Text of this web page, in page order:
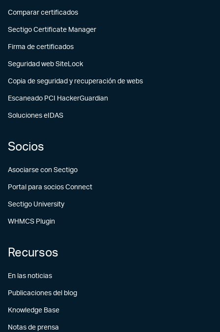
Comparar certificados
Sectigo Certificate Manager
Firma de certificados
Seguridad web SiteLock
Copia de seguridad y recuperación de webs
Escaneado PCI HackerGuardian
Soluciones eIDAS
Socios
Asociarse con Sectigo
Portal para socios Connect
Sectigo University
WHMCS Plugin
Recursos
En las noticias
Publicaciones del blog
Knowledge Base
Notas de prensa